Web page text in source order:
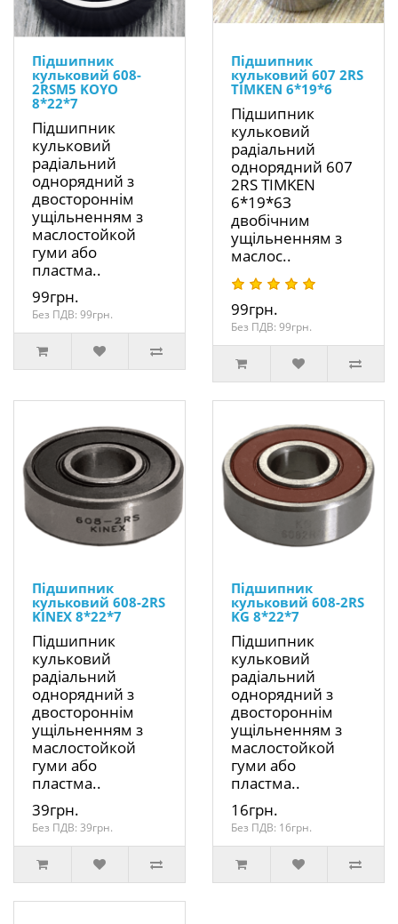
Підшипник
кульковий 608-
2RSM5 KOYO
8*22*7
Підшипник
кульковий
радіальний
однорядний з
двостороннім
ущільненням з
маслостойкой
гуми або
пластма..
99грн.
Без ПДВ: 99грн.
Підшипник
кульковий 607 2RS
TIMKEN 6*19*6
Підшипник
кульковий
радіальний
однорядний 607
2RS TIMKEN
6*19*6З
двобічним
ущільненням з
маслос..
99грн.
Без ПДВ: 99грн.
Підшипник
кульковий 608-2RS
KINEX 8*22*7
Підшипник
кульковий
радіальний
однорядний з
двостороннім
ущільненням з
маслостойкой
гуми або
пластма..
39грн.
Без ПДВ: 39грн.
Підшипник
кульковий 608-2RS
KG 8*22*7
Підшипник
кульковий
радіальний
однорядний з
двостороннім
ущільненням з
маслостойкой
гуми або
пластма..
16грн.
Без ПДВ: 16грн.